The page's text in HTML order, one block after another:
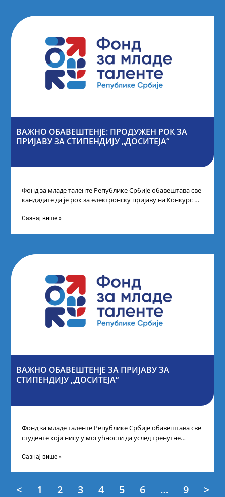
ВАЖНО ОБАВЕШТЕНјЕ: ПРОДУЖЕН РОК ЗА
ПРИЈАВУ ЗА СТИПЕНДИЈУ „ДОСИТЕЈА“
Фонд за младе таленте Републике Србије обавештава све
кандидате да је рок за електронску пријаву на Конкурс за
Сазнај више »
ВАЖНО ОБАВЕШТЕНјЕ ЗА ПРИЈАВУ ЗА
СТИПЕНДИЈУ „ДОСИТЕЈА“
Фонд за младе таленте Републике Србије обавештава све
студенте који нису у могућности да услед тренутне
Сазнај више »
< 1 2 3 4 5 6 … 9 >